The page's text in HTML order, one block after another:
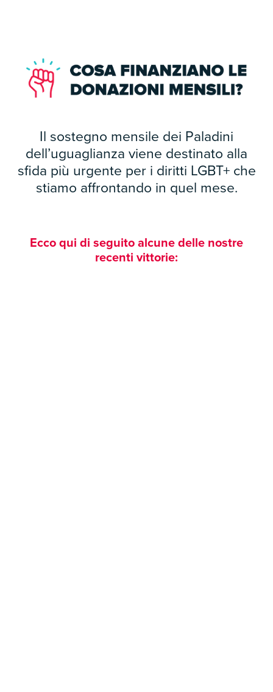
Il sostegno mensile dei Paladini
dell’uguaglianza viene destinato alla
sfida più urgente per i diritti LGBT+ che
stiamo affrontando in quel mese.
Ecco qui di seguito alcune delle nostre
recenti vittorie: